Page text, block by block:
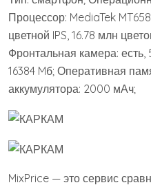
Процессор: MediaTek
цветной IPS, 16.78 млн
Фронтальная камера:
16384 Mб; Оперативная
аккумулятора: 2000 мАч;
MixPrice — это сервис